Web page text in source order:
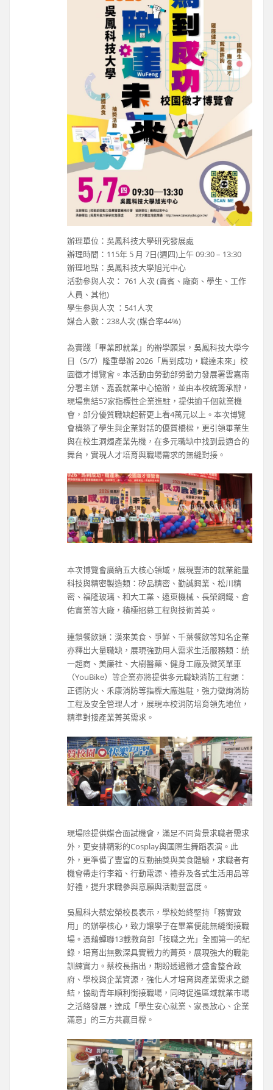
辦理單位：吳鳳科技大學研究發展處
辦理時間：115年 5 月 7日(週四)上午 09:30 – 13:30
辦理地點：吳鳳科技大學旭光中心
活動參與人次： 761 人次 (貴賓、廠商、學生、工作
人員、其他)
學生參與人次 ：541人次
媒合人數：238人次 (媒合率44%)
為實踐「畢業即就業」的辦學願景，吳鳳科技大學今
日（5/7）隆重舉辦 2026「馬到成功，職達未來」校
園徵才博覽會。本活動由勞動部勞動力發展署雲嘉南
分署主辦、嘉義就業中心協辦，並由本校統籌承辦，
現場集結57家指標性企業進駐，提供逾千個就業機
會，部分優質職缺起薪更上看4萬元以上。本次博覽
會構築了學生與企業對話的優質橋樑，更引領畢業生
與在校生洞燭產業先機，在多元職缺中找到最適合的
舞台，實現人才培育與職場需求的無縫對接。
本次博覽會廣納五大核心領域，展現豐沛的就業能量
科技與精密製造類：矽品精密、勤誠興業、松川精
密、福隆玻璃、和大工業、遠東機械、長榮鋼鐵、倉
佑實業等大廠，積極招募工程與技術菁英。
連鎖餐飲類：漢來美食、爭鮮、千葉餐飲等知名企業
亦釋出大量職缺，展現強勁用人需求生活服務類：統
一超商、美廉社、大樹醫藥、健身工廠及微笑單車
（YouBike）等企業亦將提供多元職缺消防工程類：
正德防火、禾康消防等指標大廠進駐，強力徵詢消防
工程及安全管理人才，展現本校消防培育領先地位，
精準對接產業菁英需求。
現場除提供媒合面試機會，滿足不同背景求職者需求
外，更安排精彩的Cosplay與國際生舞蹈表演。此
外，更準備了豐富的互動抽獎與美食體驗，求職者有
機會帶走行李箱、行動電源、禮券及各式生活用品等
好禮，提升求職參與意願與活動豐富度。
吳鳳科大蔡宏榮校長表示，學校始終堅持「務實致
用」的辦學核心，致力讓學子在畢業便能無縫銜接職
場。憑藉蟬聯13載教育部「技職之光」全國第一的紀
錄，培育出無數深具實戰力的菁英，展現強大的職能
訓練實力。蔡校長指出，期盼透過徵才盛會整合政
府、學校與企業資源，強化人才培育與產業需求之鏈
結，協助青年順利銜接職場，同時促進區域就業市場
之活絡發展，達成「學生安心就業、家長放心、企業
滿意」的三方共贏目標。